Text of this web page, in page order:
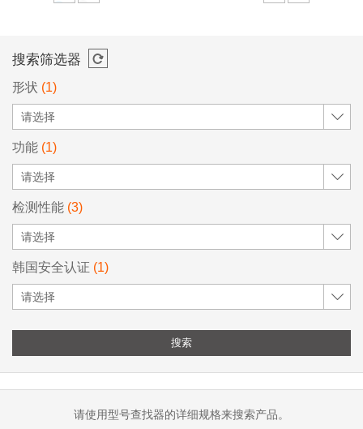
搜索筛选器
形状 (1)
请选择
功能 (1)
请选择
检测性能 (3)
请选择
韩国安全认证 (1)
请选择
搜索
请使用型号查找器的详细规格来搜索产品。